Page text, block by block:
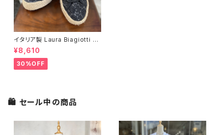
イタリア製 Laura Biagiotti 総
レース スニーカー
¥8,610
30%OFF
🛍 セール中の商品